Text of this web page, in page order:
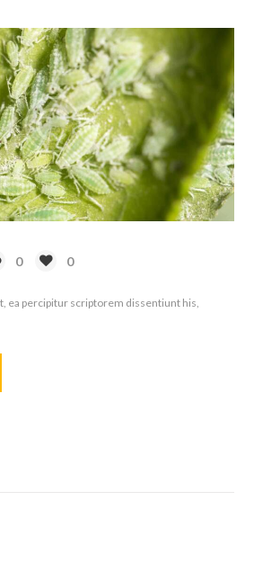
0 0
ea percipitur scriptorem dissentiunt his,